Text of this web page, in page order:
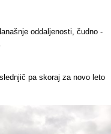
oddaljenosti, čudno -
pa skoraj za novo leto